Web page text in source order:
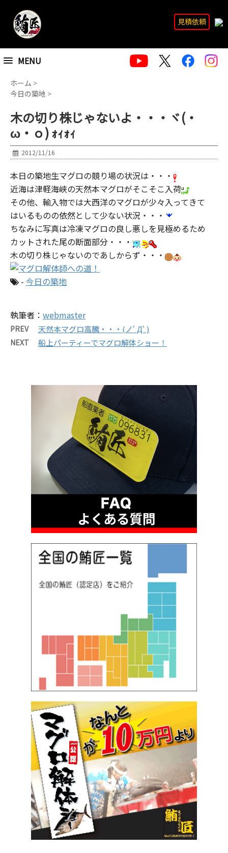
MENU
見積依頼
ホーム >
今日の築地 >
木の切り株じゃないよ・・・ヾ(・
ω・ｏ) ｫｨｫｨ
2012/11/16
本日の築地生マグロの競り場の状況は・・・
近海は津軽海峡の天然本マグロがそこそこ入荷
その他、輸入物では大西洋のマグロが少々入ってきて
はいるものの依然として少ない状況・・・
ちなみに写真は冷凍マグロの良し悪しを見極めるため
カットされた尾の断面部分・・・
木の切り株じゃないのであしからず・・・
- 今日の築地
執筆者： webmaster
PREV 天然本マグロ高騰・・・(ノﾟДﾟ)
NEXT 船上パーティーでマグロ解体ショー！